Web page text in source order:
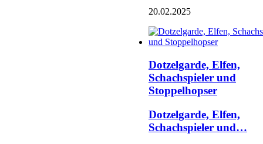
20.02.2025
Dotzelgarde, Elfen,
Schachspieler und
Stoppelhopser
Dotzelgarde, Elfen,
Schachspieler und…